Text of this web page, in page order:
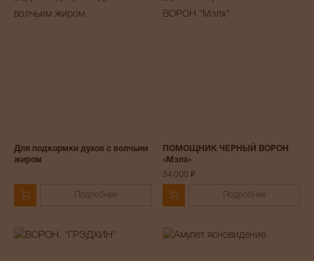
Для подкормки духов с волчьим
жиром
Подробнее
ПОМОЩНИК ЧЕРНЫЙ ВОРОН
«Мэлх»
34 000 ₽
Подробнее